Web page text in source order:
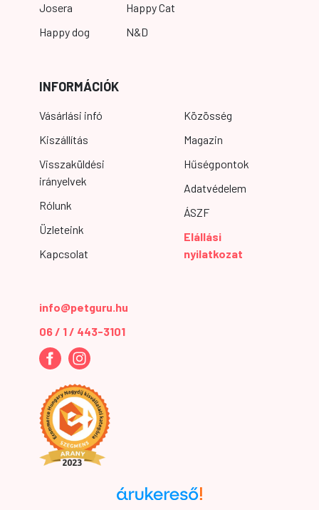
Josera
Happy dog
Happy Cat
N&D
INFORMÁCIÓK
Vásárlási infó
Kiszállítás
Visszaküldési
irányelvek
Rólunk
Üzleteink
Kapcsolat
Közösség
Magazin
Hűségpontok
Adatvédelem
ÁSZF
Elállási
nyilatkozat
info@petguru.hu
06 / 1 / 443-3101